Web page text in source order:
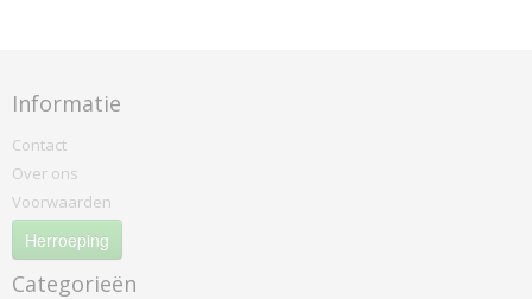
Informatie
Contact
Over ons
Voorwaarden
Herroeping
Categorieën